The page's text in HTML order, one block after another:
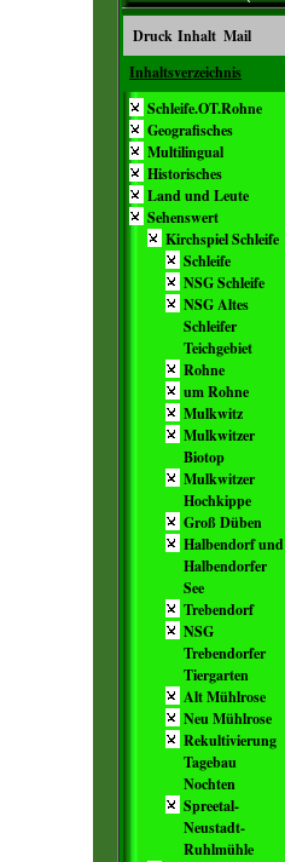
Druck Inhalt Mail
Inhaltsverzeichnis
Schleife.OT.Rohne
Geografisches
Multilingual
Historisches
Land und Leute
Sehenswert
Kirchspiel Schleife
Schleife
NSG Schleife
NSG Altes
Schleifer
Teichgebiet
Rohne
um Rohne
Mulkwitz
Mulkwitzer
Biotop
Mulkwitzer
Hochkippe
Groß Düben
Halbendorf und
Halbendorfer
See
Trebendorf
NSG
Trebendorfer
Tiergarten
Alt Mühlrose
Neu Mühlrose
Rekultivierung
Tagebau
Nochten
Spreetal-
Neustadt-
Ruhlmühle